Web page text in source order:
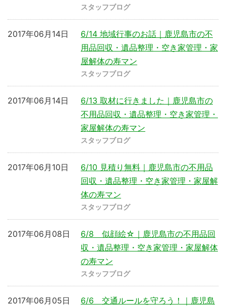
スタッフブログ
6/14 地域行事のお話｜鹿児島市の不
用品回収・遺品整理・空き家管理・家
屋解体の寿マン
2017年06月14日
スタッフブログ
6/13 取材に行きました｜鹿児島市の
不用品回収・遺品整理・空き家管理・
家屋解体の寿マン
2017年06月14日
スタッフブログ
6/10 見積り無料｜鹿児島市の不用品
回収・遺品整理・空き家管理・家屋解
体の寿マン
2017年06月10日
スタッフブログ
6/8 似顔絵☆｜鹿児島市の不用品回
収・遺品整理・空き家管理・家屋解体
の寿マン
2017年06月08日
スタッフブログ
6/6 交通ルールを守ろう！｜鹿児島
2017年06月05日